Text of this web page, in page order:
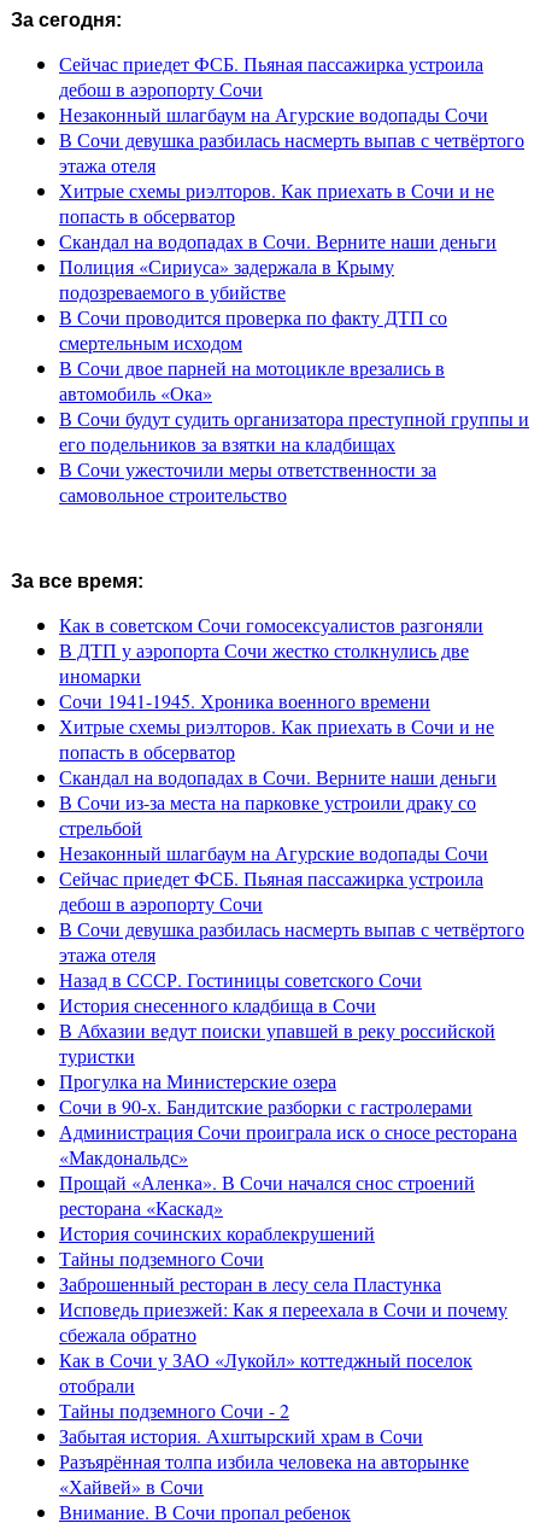
За сегодня:
Сейчас приедет ФСБ. Пьяная пассажирка устроила
дебош в аэропорту Сочи
Незаконный шлагбаум на Агурские водопады Сочи
В Сочи девушка разбилась насмерть выпав с четвёртого
этажа отеля
Хитрые схемы риэлторов. Как приехать в Сочи и не
попасть в обсерватор
Скандал на водопадах в Сочи. Верните наши деньги
Полиция «Сириуса» задержала в Крыму
подозреваемого в убийстве
В Сочи проводится проверка по факту ДТП со
смертельным исходом
В Сочи двое парней на мотоцикле врезались в
автомобиль «Ока»
В Сочи будут судить организатора преступной группы и
его подельников за взятки на кладбищах
В Сочи ужесточили меры ответственности за
самовольное строительство
За все время:
Как в советском Сочи гомосексуалистов разгоняли
В ДТП у аэропорта Сочи жестко столкнулись две
иномарки
Сочи 1941-1945. Хроника военного времени
Хитрые схемы риэлторов. Как приехать в Сочи и не
попасть в обсерватор
Скандал на водопадах в Сочи. Верните наши деньги
В Сочи из-за места на парковке устроили драку со
стрельбой
Незаконный шлагбаум на Агурские водопады Сочи
Сейчас приедет ФСБ. Пьяная пассажирка устроила
дебош в аэропорту Сочи
В Сочи девушка разбилась насмерть выпав с четвёртого
этажа отеля
Назад в СССР. Гостиницы советского Сочи
История снесенного кладбища в Сочи
В Абхазии ведут поиски упавшей в реку российской
туристки
Прогулка на Министерские озера
Сочи в 90-х. Бандитские разборки с гастролерами
Администрация Сочи проиграла иск о сносе ресторана
«Макдональдс»
Прощай «Аленка». В Сочи начался снос строений
ресторана «Каскад»
История сочинских кораблекрушений
Тайны подземного Сочи
Заброшенный ресторан в лесу села Пластунка
Исповедь приезжей: Как я переехала в Сочи и почему
сбежала обратно
Как в Сочи у ЗАО «Лукойл» коттеджный поселок
отобрали
Тайны подземного Сочи - 2
Забытая история. Ахштырский храм в Сочи
Разъярённая толпа избила человека на авторынке
«Хайвей» в Сочи
Внимание. В Сочи пропал ребенок